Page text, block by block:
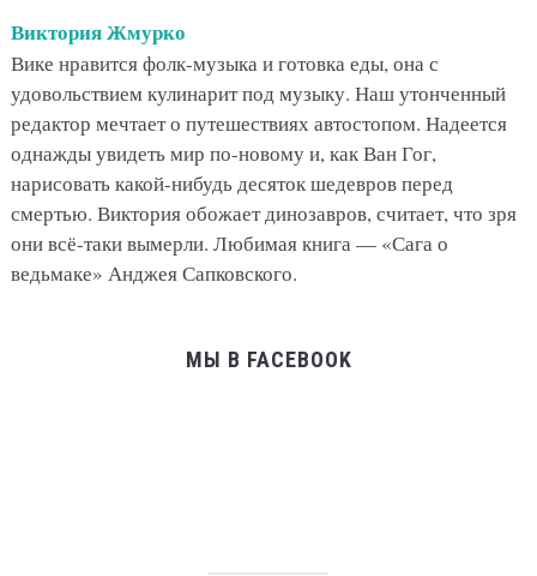
Виктория Жмурко
Вике нравится фолк-музыка и готовка еды, она с
удовольствием кулинарит под музыку. Наш утонченный
редактор мечтает о путешествиях автостопом. Надеется
однажды увидеть мир по-новому и, как Ван Гог,
нарисовать какой-нибудь десяток шедевров перед
смертью. Виктория обожает динозавров, считает, что зря
они всё-таки вымерли. Любимая книга — «Сага о
ведьмаке» Анджея Сапковского.
МЫ В FACEBOOK